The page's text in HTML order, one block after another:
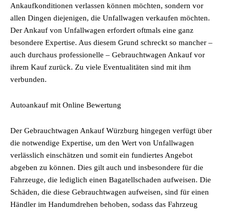
Ankaufkonditionen verlassen können möchten, sondern vor
allen Dingen diejenigen, die Unfallwagen verkaufen möchten.
Der Ankauf von Unfallwagen erfordert oftmals eine ganz
besondere Expertise. Aus diesem Grund schreckt so mancher –
auch durchaus professionelle – Gebrauchtwagen Ankauf vor
ihrem Kauf zurück. Zu viele Eventualitäten sind mit ihm
verbunden.
Autoankauf mit Online Bewertung
Der Gebrauchtwagen Ankauf Würzburg hingegen verfügt über
die notwendige Expertise, um den Wert von Unfallwagen
verlässlich einschätzen und somit ein fundiertes Angebot
abgeben zu können. Dies gilt auch und insbesondere für die
Fahrzeuge, die lediglich einen Bagatellschaden aufweisen. Die
Schäden, die diese Gebrauchtwagen aufweisen, sind für einen
Händler im Handumdrehen behoben, sodass das Fahrzeug